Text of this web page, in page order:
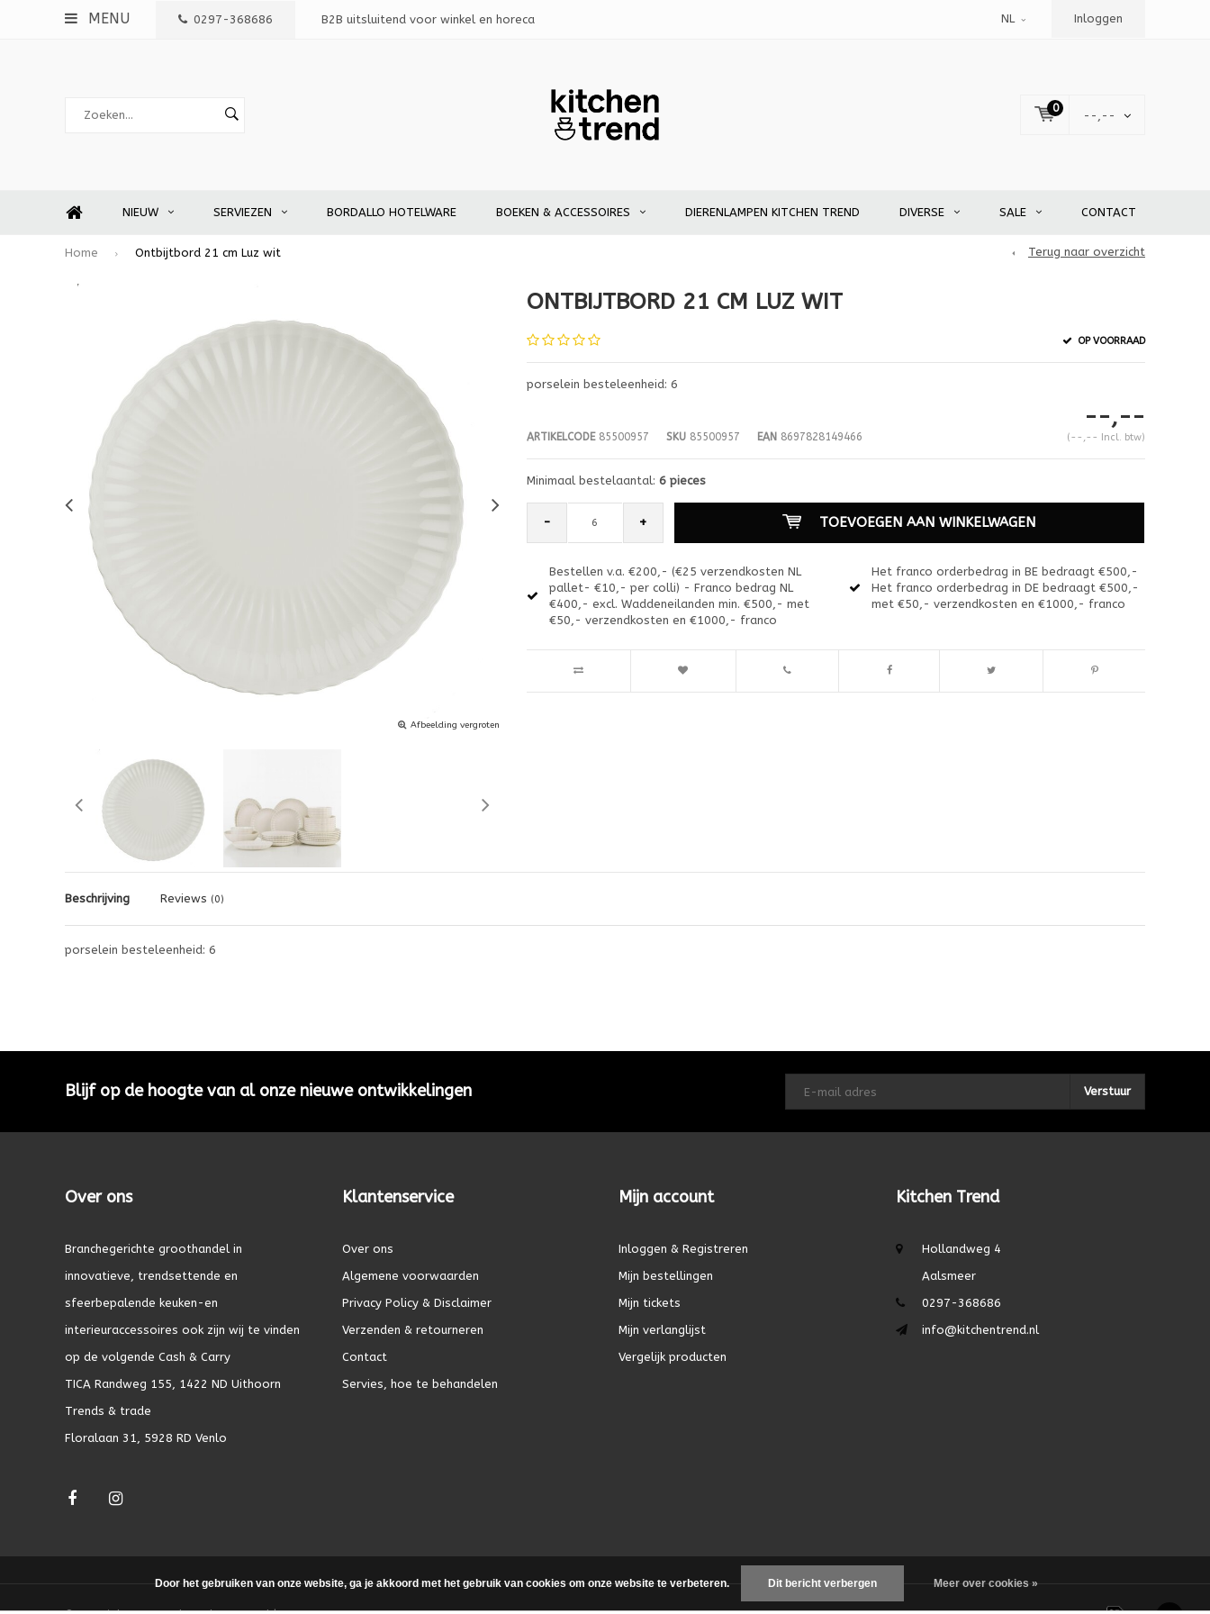
MENU 0297-368686 B2B uitsluitend voor winkel en horeca NL Inloggen
0
--,--
NIEUW SERVIEZEN BORDALLO HOTELWARE BOEKEN & ACCESSOIRES DIERENLAMPEN KITCHEN TREND DIVERSE SALE CONTACT
Home Ontbijtbord 21 cm Luz wit Terug naar overzicht
Afbeelding vergroten
ONTBIJTBORD 21 CM LUZ WIT
OP VOORRAAD
porselein besteleenheid: 6
ARTIKELCODE85500957 SKU85500957 EAN8697828149466
--,--
(--,-- Incl. btw)
Minimaal bestelaantal: 6 pieces
- + TOEVOEGEN AAN WINKELWAGEN
Bestellen v.a. €200,- (€25 verzendkosten NL
pallet- €10,- per colli) - Franco bedrag NL
€400,- excl. Waddeneilanden min. €500,- met
€50,- verzendkosten en €1000,- franco
Het franco orderbedrag in BE bedraagt €500,-
Het franco orderbedrag in DE bedraagt €500,-
met €50,- verzendkosten en €1000,- franco
Beschrijving Reviews (0)
porselein besteleenheid: 6
Blijf op de hoogte van al onze nieuwe ontwikkelingen Verstuur
Over ons
Branchegerichte groothandel in
innovatieve, trendsettende en
sfeerbepalende keuken-en
interieuraccessoires ook zijn wij te vinden
op de volgende Cash & Carry
TICA Randweg 155, 1422 ND Uithoorn
Trends & trade
Floralaan 31, 5928 RD Venlo
Klantenservice
Over ons
Algemene voorwaarden
Privacy Policy & Disclaimer
Verzenden & retourneren
Contact
Servies, hoe te behandelen
Mijn account
Inloggen & Registreren
Mijn bestellingen
Mijn tickets
Mijn verlanglijst
Vergelijk producten
Kitchen Trend
Hollandweg 4
Aalsmeer
0297-368686
info@kitchentrend.nl
Door het gebruiken van onze website, ga je akkoord met het gebruik van cookies om onze website te verbeteren. Dit bericht verbergen Meer over cookies »